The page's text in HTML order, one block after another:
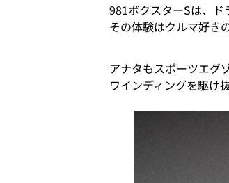
981ボクスターSは、ド
その体験はクルマ好き
アナタもスポーツエグ
ワインディングを駆け